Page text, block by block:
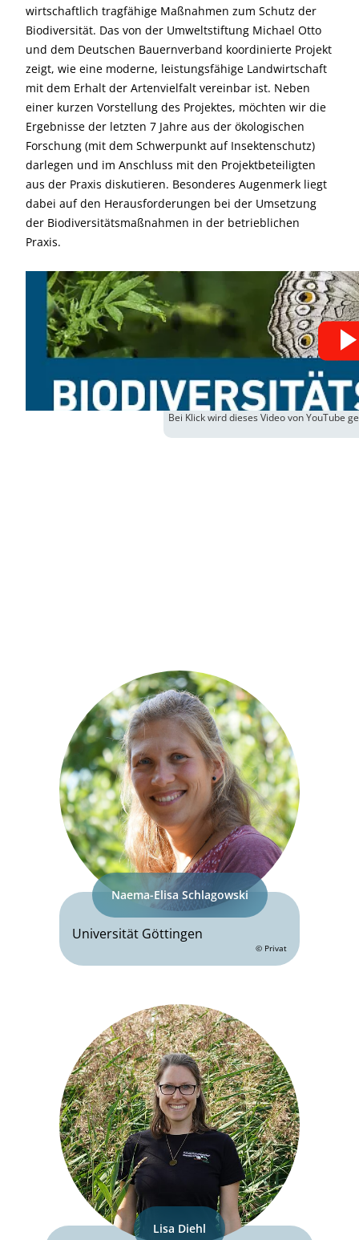
wirtschaftlich tragfähige Maßnahmen zum Schutz der
Biodiversität. Das von der Umweltstiftung Michael Otto
und dem Deutschen Bauernverband koordinierte Projekt
zeigt, wie eine moderne, leistungsfähige Landwirtschaft
mit dem Erhalt der Artenvielfalt vereinbar ist. Neben
einer kurzen Vorstellung des Projektes, möchten wir die
Ergebnisse der letzten 7 Jahre aus der ökologischen
Forschung (mit dem Schwerpunkt auf Insektenschutz)
darlegen und im Anschluss mit den Projektbeteiligten
aus der Praxis diskutieren. Besonderes Augenmerk liegt
dabei auf den Herausforderungen bei der Umsetzung
der Biodiversitätsmaßnahmen in der betrieblichen
Praxis.
Bei Klick wird dieses Video von YouTube
Naema-Elisa Schlagowski
Universität Göttingen
© Privat
Lisa Diehl